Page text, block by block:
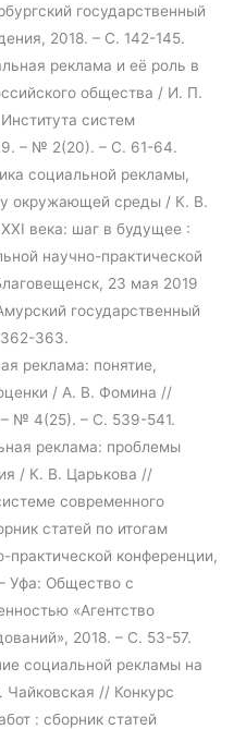
государственный
2018. – С. 142-145.
реклама и её роль в
общества / И. П.
систем
– № 2(20). – С. 61-64.
социальной рекламы,
окружающей среды / К. В.
века: шаг в будущее :
научно-практической
23 мая 2019
государственный
362-363.
реклама: понятие,
/ А. В. Фомина //
№ 4(25). – С. 539-541.
реклама: проблемы
/ К. В. Царькова //
современного
статей по итогам
конференции,
Уфа: Общество с
«Агентство
2018. – С. 53-57.
социальной рекламы на
Чайковская // Конкурс
: сборник статей